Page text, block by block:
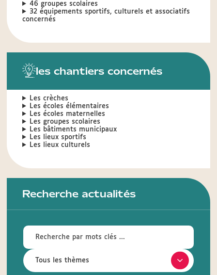
46 groupes scolaires
32 équipements sportifs, culturels et associatifs
concernés
les chantiers concernés
Les crèches
Les écoles élémentaires
Les écoles maternelles
Les groupes scolaires
Les bâtiments municipaux
Les lieux sportifs
Les lieux culturels
Recherche actualités